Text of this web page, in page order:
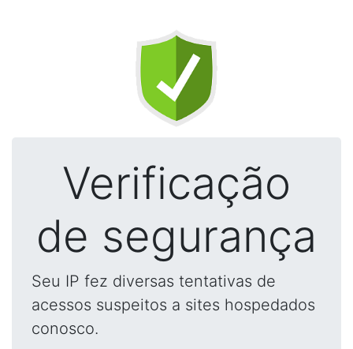
Verificação
de segurança
Seu IP fez diversas tentativas de
acessos suspeitos a sites hospedados
conosco.